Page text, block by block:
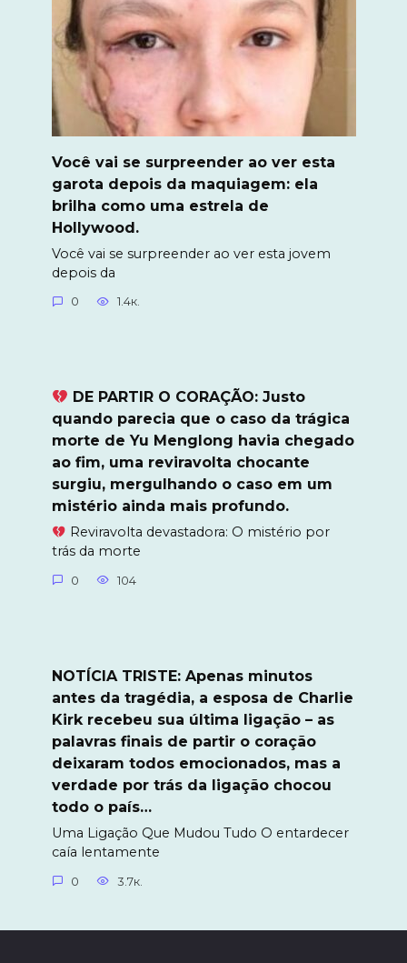
Você vai se surpreender ao ver esta
garota depois da maquiagem: ela
brilha como uma estrela de
Hollywood.
Você vai se surpreender ao ver esta jovem
depois da
0 1.4к.
DE PARTIR O CORAÇÃO: Justo
quando parecia que o caso da trágica
morte de Yu Menglong havia chegado
ao fim, uma reviravolta chocante
surgiu, mergulhando o caso em um
mistério ainda mais profundo.
Reviravolta devastadora: O mistério por
trás da morte
0 104
NOTÍCIA TRISTE: Apenas minutos
antes da tragédia, a esposa de Charlie
Kirk recebeu sua última ligação – as
palavras finais de partir o coração
deixaram todos emocionados, mas a
verdade por trás da ligação chocou
todo o país…
Uma Ligação Que Mudou Tudo O entardecer
caía lentamente
0 3.7к.